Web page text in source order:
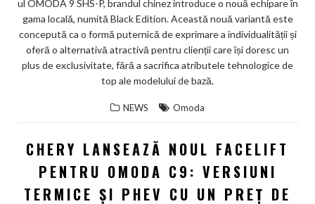
ul OMODA 9 SHS-P, brandul chinez introduce o nouă echipare în
gama locală, numită Black Edition. Această nouă variantă este
concepută ca o formă puternică de exprimare a individualității și
oferă o alternativă atractivă pentru clienții care își doresc un
plus de exclusivitate, fără a sacrifica atributele tehnologice de
top ale modelului de bază.
NEWS Omoda
CHERY LANSEAZĂ NOUL FACELIFT
PENTRU OMODA C9: VERSIUNI
TERMICE ȘI PHEV CU UN PREȚ DE